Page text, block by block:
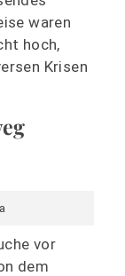
waren
hoch,
Krisen
vor
dem